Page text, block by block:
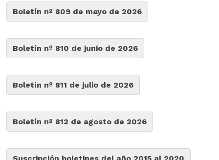
Boletín nº 809 de mayo de 2026
Boletín nº 810 de junio de 2026
Boletín nº 811 de julio de 2026
Boletín nº 812 de agosto de 2026